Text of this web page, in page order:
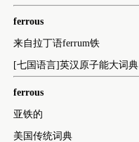
ferrous
来自拉丁语ferrum铁
[七国语言]英汉原子能大词典
ferrous
亚铁的
美国传统词典